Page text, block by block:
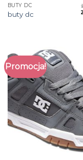
BUTY DC
buty dc
Promocja!